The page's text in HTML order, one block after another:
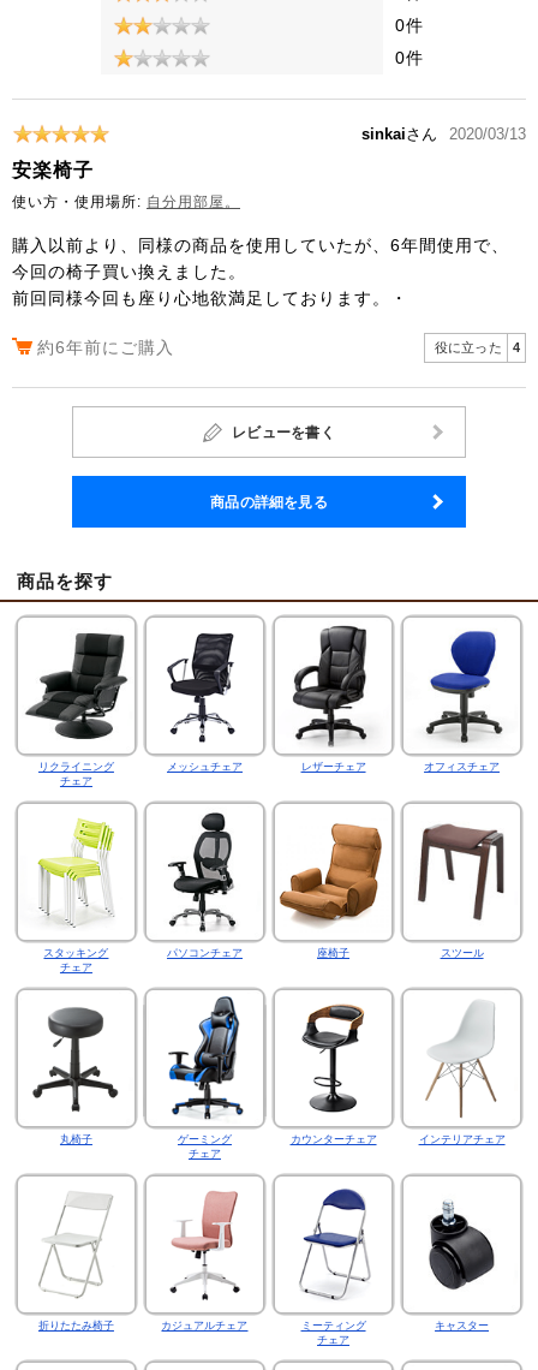
0件
0件
sinkaiさん 2020/03/13
安楽椅子
使い方・使用場所: 自分用部屋。
購入以前より、同様の商品を使用していたが、6年間使用で、
今回の椅子買い換えました。
前回同様今回も座り心地欲満足しております。・
約6年前にご購入 役に立った 4
レビューを書く
商品の詳細を見る
商品を探す
リクライニング
チェア
メッシュチェア レザーチェア オフィスチェア
スタッキング
チェア
パソコンチェア 座椅子 スツール
丸椅子
ゲーミング
チェア
カウンターチェア インテリアチェア
折りたたみ椅子 カジュアルチェア
ミーティング
チェア
キャスター